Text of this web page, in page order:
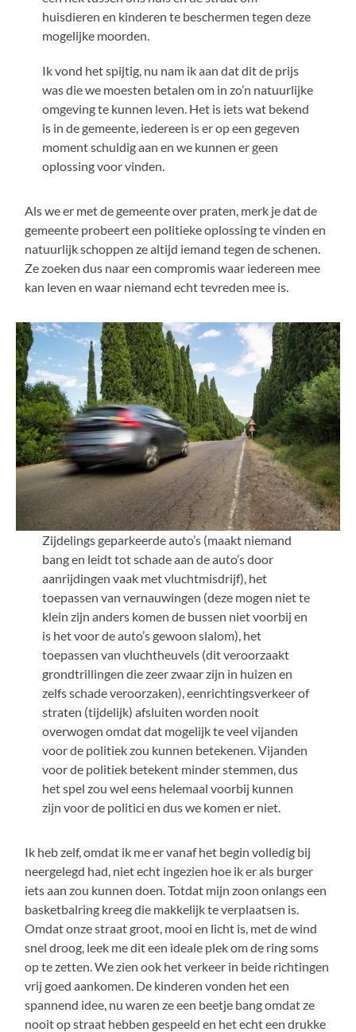
huisdieren en kinderen te beschermen tegen deze
mogelijke moorden.
Ik vond het spijtig, nu nam ik aan dat dit de prijs
was die we moesten betalen om in zo’n natuurlijke
omgeving te kunnen leven. Het is iets wat bekend
is in de gemeente, iedereen is er op een gegeven
moment schuldig aan en we kunnen er geen
oplossing voor vinden.
Als we er met de gemeente over praten, merk je dat de
gemeente probeert een politieke oplossing te vinden en
natuurlijk schoppen ze altijd iemand tegen de schenen.
Ze zoeken dus naar een compromis waar iedereen mee
kan leven en waar niemand echt tevreden mee is.
Zijdelings geparkeerde auto’s (maakt niemand
bang en leidt tot schade aan de auto’s door
aanrijdingen vaak met vluchtmisdrijf), het
toepassen van vernauwingen (deze mogen niet te
klein zijn anders komen de bussen niet voorbij en
is het voor de auto’s gewoon slalom), het
toepassen van vluchtheuvels (dit veroorzaakt
grondtrillingen die zeer zwaar zijn in huizen en
zelfs schade veroorzaken), eenrichtingsverkeer of
straten (tijdelijk) afsluiten worden nooit
overwogen omdat dat mogelijk te veel vijanden
voor de politiek zou kunnen betekenen. Vijanden
voor de politiek betekent minder stemmen, dus
het spel zou wel eens helemaal voorbij kunnen
zijn voor de politici en dus we komen er niet.
Ik heb zelf, omdat ik me er vanaf het begin volledig bij
neergelegd had, niet echt ingezien hoe ik er als burger
iets aan zou kunnen doen. Totdat mijn zoon onlangs een
basketbalring kreeg die makkelijk te verplaatsen is.
Omdat onze straat groot, mooi en licht is, met de wind
snel droog, leek me dit een ideale plek om de ring soms
op te zetten. We zien ook het verkeer in beide richtingen
vrij goed aankomen. De kinderen vonden het een
spannend idee, nu waren ze een beetje bang omdat ze
nooit op straat hebben gespeeld en het echt een drukke